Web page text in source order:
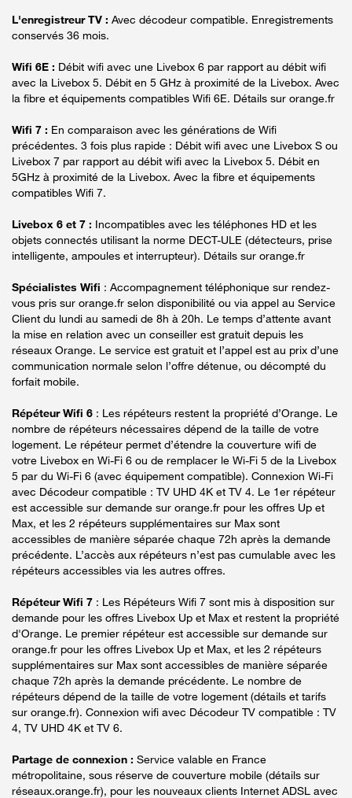
L'enregistreur TV : Avec décodeur compatible. Enregistrements
conservés 36 mois.
Wifi 6E : Débit wifi avec une Livebox 6 par rapport au débit wifi
avec la Livebox 5. Débit en 5 GHz à proximité de la Livebox. Avec
la fibre et équipements compatibles Wifi 6E. Détails sur orange.fr
Wifi 7 : En comparaison avec les générations de Wifi
précédentes. 3 fois plus rapide : Débit wifi avec une Livebox S ou
Livebox 7 par rapport au débit wifi avec la Livebox 5. Débit en
5GHz à proximité de la Livebox. Avec la fibre et équipements
compatibles Wifi 7.
Livebox 6 et 7 : Incompatibles avec les téléphones HD et les
objets connectés utilisant la norme DECT-ULE (détecteurs, prise
intelligente, ampoules et interrupteur). Détails sur orange.fr
Spécialistes Wifi : Accompagnement téléphonique sur rendez-
vous pris sur orange.fr selon disponibilité ou via appel au Service
Client du lundi au samedi de 8h à 20h. Le temps d’attente avant
la mise en relation avec un conseiller est gratuit depuis les
réseaux Orange. Le service est gratuit et l’appel est au prix d’une
communication normale selon l’offre détenue, ou décompté du
forfait mobile.
Répéteur Wifi 6 : Les répéteurs restent la propriété d’Orange. Le
nombre de répéteurs nécessaires dépend de la taille de votre
logement. Le répéteur permet d’étendre la couverture wifi de
votre Livebox en Wi-Fi 6 ou de remplacer le Wi-Fi 5 de la Livebox
5 par du Wi-Fi 6 (avec équipement compatible). Connexion Wi-Fi
avec Décodeur compatible : TV UHD 4K et TV 4. Le 1er répéteur
est accessible sur demande sur orange.fr pour les offres Up et
Max, et les 2 répéteurs supplémentaires sur Max sont
accessibles de manière séparée chaque 72h après la demande
précédente. L’accès aux répéteurs n’est pas cumulable avec les
répéteurs accessibles via les autres offres.
Répéteur Wifi 7 : Les Répéteurs Wifi 7 sont mis à disposition sur
demande pour les offres Livebox Up et Max et restent la propriété
d'Orange. Le premier répéteur est accessible sur demande sur
orange.fr pour les offres Livebox Up et Max, et les 2 répéteurs
supplémentaires sur Max sont accessibles de manière séparée
chaque 72h après la demande précédente. Le nombre de
répéteurs dépend de la taille de votre logement (détails et tarifs
sur orange.fr). Connexion wifi avec Décodeur TV compatible : TV
4, TV UHD 4K et TV 6.
Partage de connexion : Service valable en France
métropolitaine, sous réserve de couverture mobile (détails sur
réseaux.orange.fr), pour les nouveaux clients Internet ADSL avec